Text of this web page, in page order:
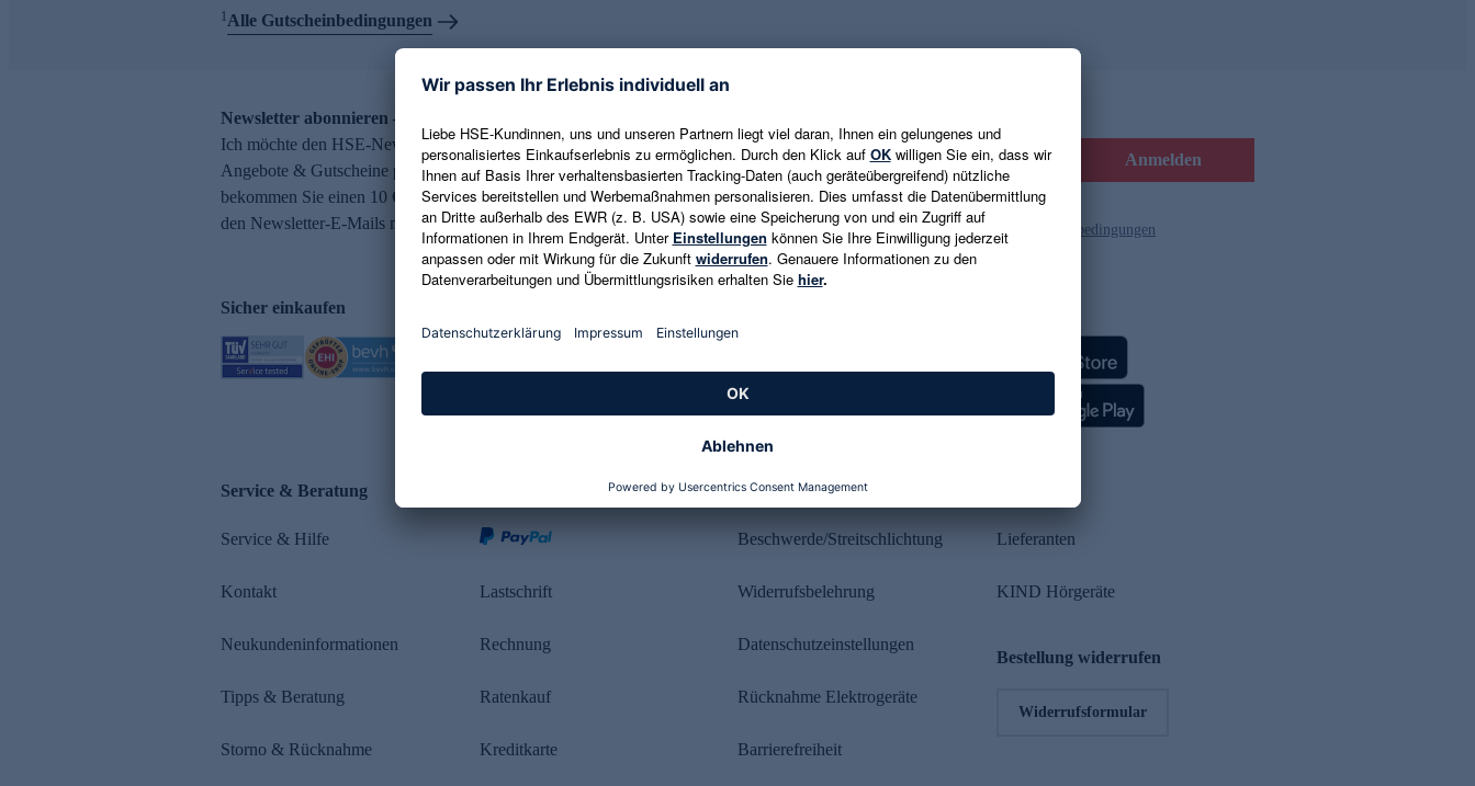
1Alle Gutscheinbedingungen
Newsletter abonnieren – 10 € Gutschein erhalten
Ich möchte den HSE-Newsletter abonnieren und aktuelle Trends,
Angebote & Gutscheine per E-Mail erhalten. Als Dankeschön
bekommen Sie einen 10 € Gutschein. Eine Abmeldung ist jederzeit in
den Newsletter-E-Mails möglich.
E-Mail-Adresse eingeben Anmelden
Es gelten die Datenschutzrichtlinien und die Gutscheinbedingungen
Sicher einkaufen
Service & Beratung
Service & Hilfe
Kontakt
Neukundeninformationen
Tipps & Beratung
Storno & Rücknahme
Lastschrift
Rechnung
Ratenkauf
Kreditkarte
Rechtliches
Beschwerde/Streitschlichtung
Widerrufsbelehrung
Datenschutzeinstellungen
Rücknahme Elektrogeräte
Barrierefreiheit
Lieferanten
KIND Hörgeräte
Bestellung widerrufen
Widerrufsformular